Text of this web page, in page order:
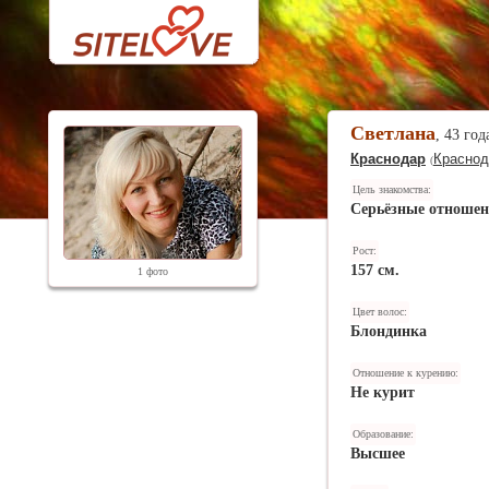
1 фото
Светлана, 43
Краснодар (
Цель знакомства:
Серьёзные
Рост:
157 см.
Цвет волос:
Блондинка
Отношение к курению:
Не курит
Образование:
Высшее